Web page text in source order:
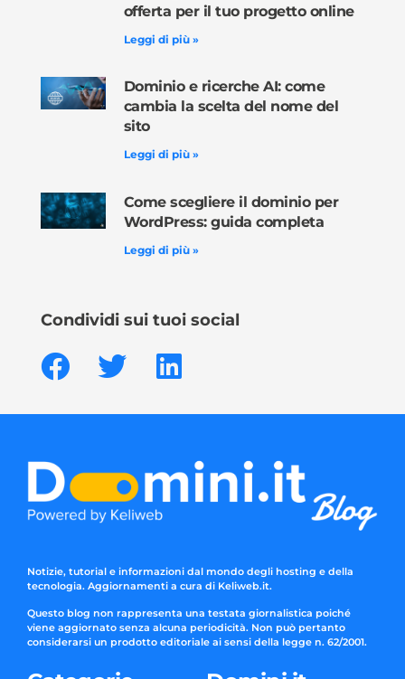
offerta per il tuo progetto online
Leggi di più »
Dominio e ricerche AI: come
cambia la scelta del nome del
sito
Leggi di più »
Come scegliere il dominio per
WordPress: guida completa
Leggi di più »
Condividi sui tuoi social
Notizie, tutorial e informazioni dal mondo degli hosting e della
tecnologia. Aggiornamenti a cura di Keliweb.it.
Questo blog non rappresenta una testata giornalistica poiché
viene aggiornato senza alcuna periodicità. Non può pertanto
considerarsi un prodotto editoriale ai sensi della legge n. 62/2001.